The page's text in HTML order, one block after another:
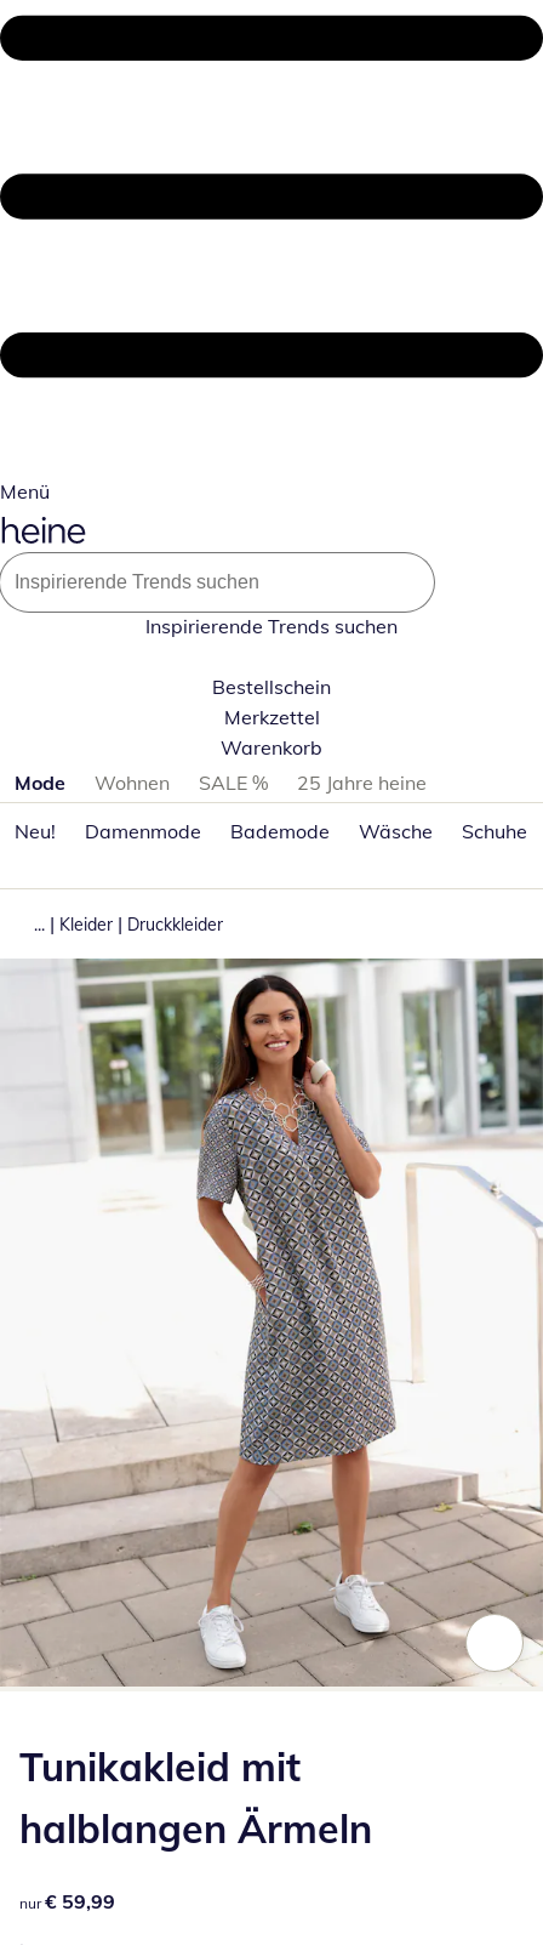
Menü
Inspirierende Trends suchen
Bestellschein
Merkzettel
Warenkorb
Produktkategorien überspringen
Mode Wohnen SALE %
25 Jahre heine
Neu!
Damenmode Bademode Wäsche Schuhe
... | Kleider | Druckkleider
Tunikakleid mit
halblangen Ärmeln
€ 59,99
nur € 59,99